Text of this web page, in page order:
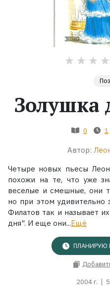
Экранизации
Золушка
0 1
Автор:
Четыре новых пьесы
похожи на те, что уже
веселые и смешные, они
но при этом удивительно
Филатов так и называет
дня". И еще они...Ещё
ПЛАНИРУЮ
2004 г.